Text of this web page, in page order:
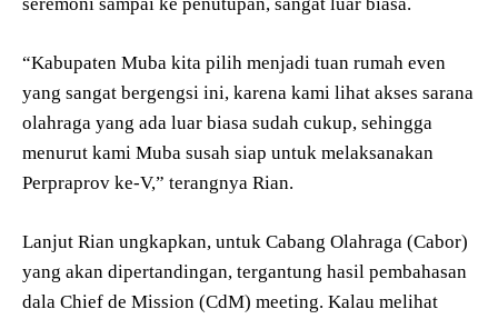
“Kabupaten Muba kita pilih menjadi tuan rumah even
yang sangat bergengsi ini, karena kami lihat akses sarana
olahraga yang ada luar biasa sudah cukup, sehingga
menurut kami Muba susah siap untuk melaksanakan
Perpraprov ke-V,” terangnya Rian.
Lanjut Rian ungkapkan, untuk Cabang Olahraga (Cabor)
yang akan dipertandingan, tergantung hasil pembahasan
dala Chief de Mission (CdM) meeting. Kalau melihat